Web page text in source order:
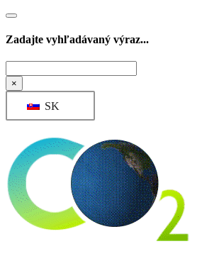
Zadajte vyhľadávaný výraz...
×
SK